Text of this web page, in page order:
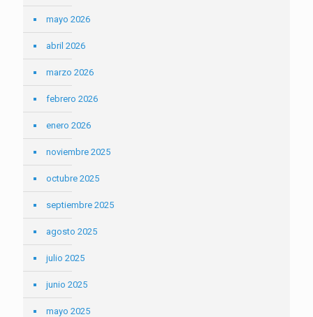
mayo 2026
abril 2026
marzo 2026
febrero 2026
enero 2026
noviembre 2025
octubre 2025
septiembre 2025
agosto 2025
julio 2025
junio 2025
mayo 2025